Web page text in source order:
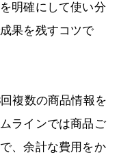
明確にして使い分
果を残すコツで
複数の商品情報を
ラインでは商品ご
、余計な費用をか